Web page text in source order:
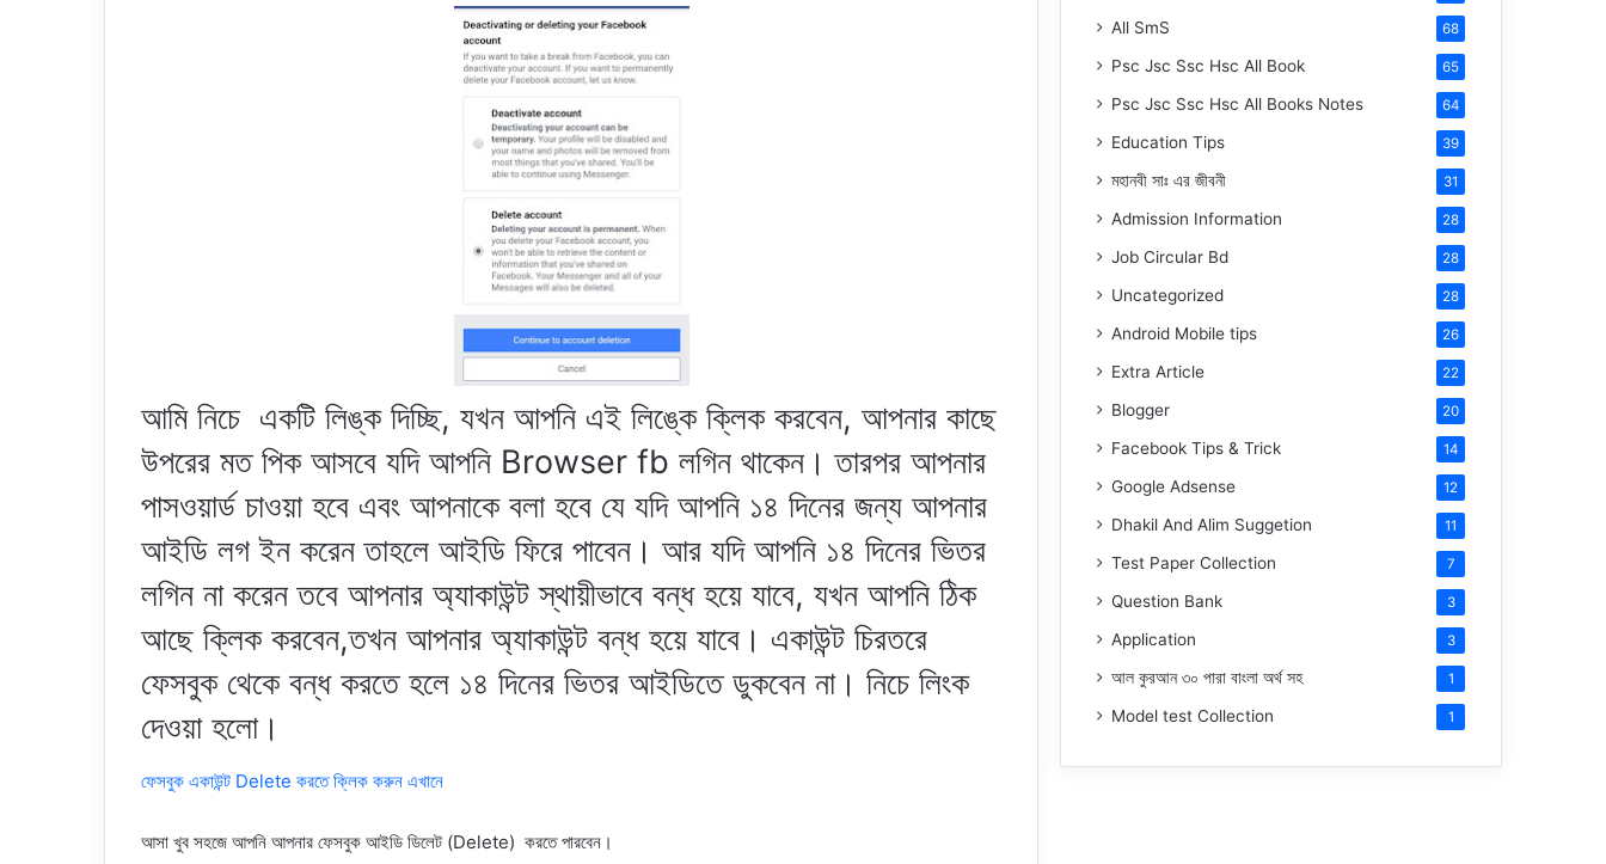
আমি নিচে একটি লিঙ্ক দিচ্ছি, যখন আপনি এই লিঙ্কে ক্লিক করবেন, আপনার কাছে
উপরের মত পিক আসবে যদি আপনি Browser fb লগিন থাকেন। তারপর আপনার
পাসওয়ার্ড চাওয়া হবে এবং আপনাকে বলা হবে যে যদি আপনি ১৪ দিনের জন্য আপনার
আইডি লগ ইন করেন তাহলে আইডি ফিরে পাবেন। আর যদি আপনি ১৪ দিনের ভিতর
লগিন না করেন তবে আপনার অ্যাকাউন্ট স্থায়ীভাবে বন্ধ হয়ে যাবে, যখন আপনি ঠিক
আছে ক্লিক করবেন,তখন আপনার অ্যাকাউন্ট বন্ধ হয়ে যাবে। একাউন্ট চিরতরে
ফেসবুক থেকে বন্ধ করতে হলে ১৪ দিনের ভিতর আইডিতে ডুকবেন না। নিচে লিংক
দেওয়া হলো।
ফেসবুক একাউন্ট Delete করতে ক্লিক করুন এখানে
আসা খুব সহজে আপনি আপনার ফেসবুক আইডি ডিলেট (Delete) করতে পারবেন।
All SmS 68
Psc Jsc Ssc Hsc All Book 65
Psc Jsc Ssc Hsc All Books Notes 64
Education Tips 39
মহানবীসাঃ এর জীবনী 31
Admission Information 28
Job Circular Bd 28
Uncategorized 28
Android Mobile tips 26
Extra Article 22
Blogger 20
Facebook Tips & Trick 14
Google Adsense 12
Dhakil And Alim Suggetion 11
Test Paper Collection 7
Question Bank 3
Application 3
আল কুরআন ৩০ পারা বাংলা অর্থ সহ 1
Model test Collection 1